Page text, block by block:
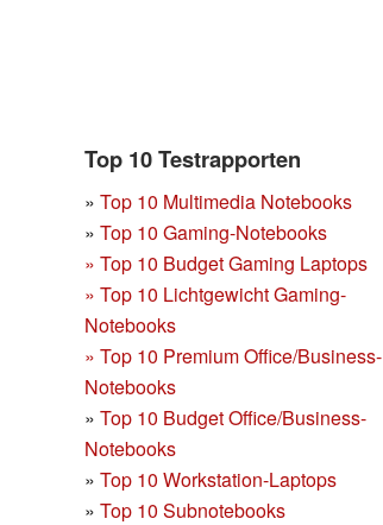
Top 10 Testrapporten
» Top 10 Multimedia Notebooks
» Top 10 Gaming-Notebooks
» Top 10 Budget Gaming Laptops
» Top 10 Lichtgewicht Gaming-
Notebooks
» Top 10 Premium Office/Business-
Notebooks
» Top 10 Budget Office/Business-
Notebooks
» Top 10 Workstation-Laptops
» Top 10 Subnotebooks